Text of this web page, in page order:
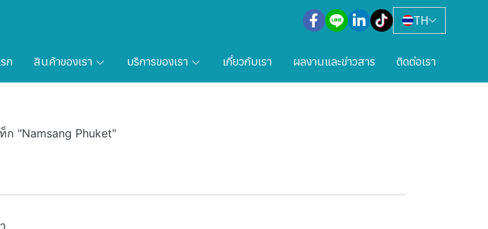
TH
ก สินค้าของเรา บริการของเรา เกี่ยวกับเรา ผลงานและข่าวสาร ติดต่อเรา
ก "Namsang Phuket"